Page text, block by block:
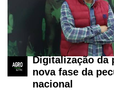
Digitalização da
nova fase da
nacional